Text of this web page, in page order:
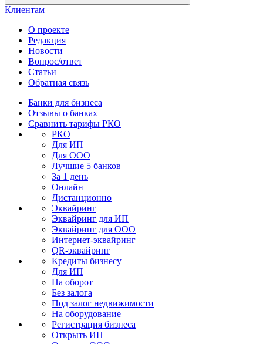
Клиентам
О проекте
Редакция
Новости
Вопрос/ответ
Статьи
Обратная связь
Банки для бизнеса
Отзывы о банках
Сравнить тарифы РКО
РКО
Для ИП
Для ООО
Лучшие 5 банков
За 1 день
Онлайн
Дистанционно
Эквайринг
Эквайринг для ИП
Эквайринг для ООО
Интернет-эквайринг
QR-эквайринг
Кредиты бизнесу
Для ИП
На оборот
Без залога
Под залог недвижимости
На оборудование
Регистрация бизнеса
Открыть ИП